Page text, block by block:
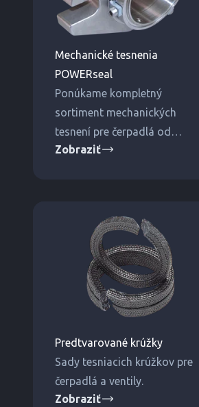
Mechanické tesnenia
POWERseal
Ponúkame kompletný
sortiment mechanických
tesnení pre čerpadlá od
rôznych výrobcov, ako sú
Zobraziť
Predtvarované krúžky
Sady tesniacich krúžkov pre
čerpadlá a ventily.
Zobraziť